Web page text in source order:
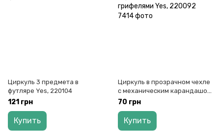
Циркуль 3 предмета в
футляре Yes, 220104
121 грн
Купить
Циркуль в прозрачном чехле
с механическим карандашом
и запасными грифелями Yes,
70 грн
Купить